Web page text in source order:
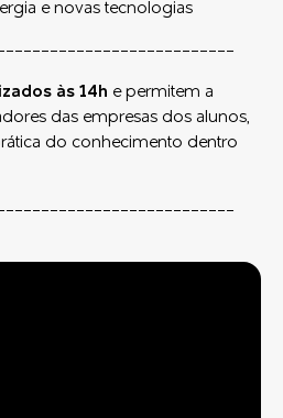
e novas tecnologias
às 14h e permitem a
das empresas dos alunos,
do conhecimento dentro